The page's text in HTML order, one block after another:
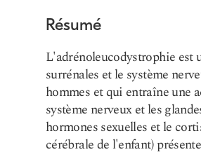
Résumé
L'adrénoleucodystrophie est
surrénales et le système
hommes et qui entraîne une
système nerveux et les
hormones sexuelles et le
cérébrale de l'enfant)